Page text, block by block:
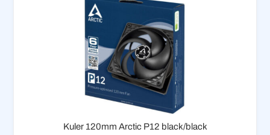
Kuler 120mm Arctic P12 black/black